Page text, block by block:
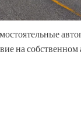
на собственном